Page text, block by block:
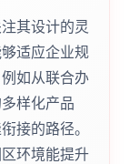
其设计的灵
适应企业规
如从联合办
样化产品
接的路径。
环境能提升